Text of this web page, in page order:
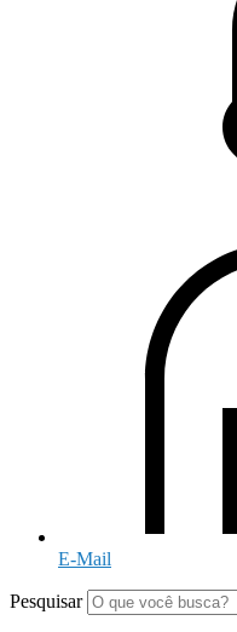
E-Mail
Pesquisar